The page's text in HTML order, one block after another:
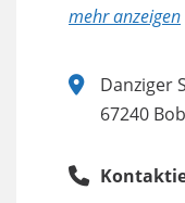
anzeigen
Danziger
67240